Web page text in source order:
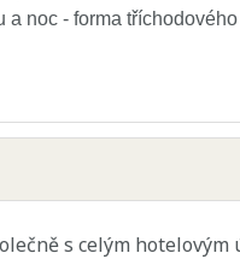
noc - forma
s celým